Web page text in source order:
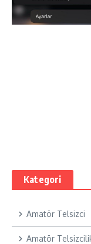
Kategori
Amatör Telsizci
Amatör